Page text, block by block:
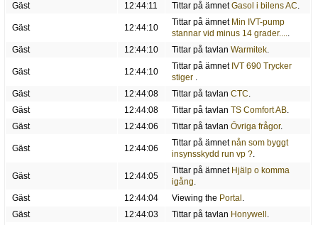
Gäst
12:44:11 Tittar på ämnetGasol i bilens AC.
Gäst 12:44:10
Tittar på ämnet Min IVT-pump
stannar vid minus 14 grader.....
Gäst
12:44:10 Tittar på tavlan Warmitek.
Gäst 12:44:10
Tittar på ämnet IVT 690 Trycker
stiger .
Gäst
12:44:08 Tittar på tavlan CTC.
Gäst
12:44:08 Tittar på tavlan TS Comfort AB.
Gäst
12:44:06 Tittar på tavlan Övriga frågor.
Gäst 12:44:06
Tittar på ämnetnån som byggt
insynsskydd run vp ?.
Gäst 12:44:05
Tittar på ämnet Hjälp o komma
igång.
Gäst
12:44:04 Viewing the Portal .
Gäst
12:44:03 Tittar på tavlan Honywell .